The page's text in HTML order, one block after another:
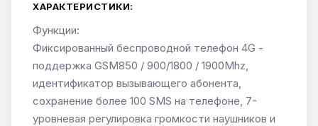
ХАРАКТЕРИСТИКИ:
Функции:
Фиксированный беспроводной телефон 4G -
поддержка GSM850 / 900/1800 / 1900Mhz,
идентификатор вызывающего абонента,
сохранение более 100 SMS на телефоне, 7-
уровневая регулировка громкости наушников и